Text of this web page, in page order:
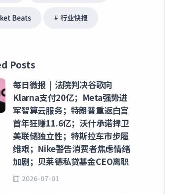
Beats 行业快报
Posts
每日微报 | 法院判决谷歌向
Klarna支付20亿；Meta强势进
军智算云服务；特朗普重返白宫
首年狂赚11.6亿；沃什承诺捍卫
美联储独立性；特斯拉车市步履
维艰；Nike警告消费者焦虑情绪
加剧；贝莱德私贷基金CEO离职
2026-07-01